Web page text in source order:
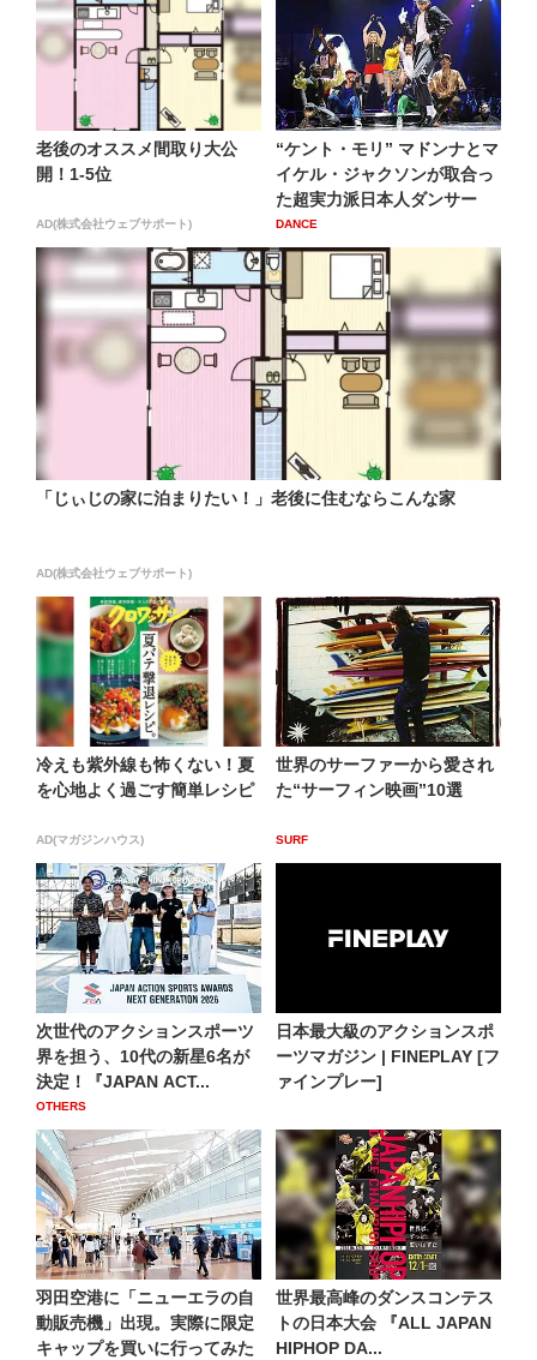
老後のオススメ間取り大公
開！1-5位
AD(株式会社ウェブサポート)
“ケント・モリ” マドンナとマ
イケル・ジャクソンが取合っ
た超実力派日本人ダンサー
DANCE
「じぃじの家に泊まりたい！」老後に住むならこんな家
AD(株式会社ウェブサポート)
冷えも紫外線も怖くない！夏
を心地よく過ごす簡単レシピ
AD(マガジンハウス)
世界のサーファーから愛され
た“サーフィン映画”10選
SURF
次世代のアクションスポーツ
界を担う、10代の新星6名が
決定！『JAPAN ACT...
OTHERS
日本最大級のアクションスポ
ーツマガジン | FINEPLAY [フ
ァインプレー]
羽田空港に「ニューエラの自
動販売機」出現。実際に限定
キャップを買いに行ってみた
世界最高峰のダンスコンテス
トの日本大会 『ALL JAPAN
HIPHOP DA...